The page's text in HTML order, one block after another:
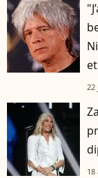
22
18